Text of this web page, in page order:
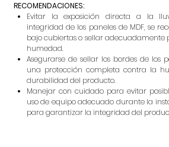
RECOMENDACIONES:
Evitar la exposición directa a la
integridad de los paneles de MDF, se
bajo cubiertas o sellar adecuadamente
humedad.
Asegurarse de sellar los bordes de los
una protección completa contra la
durabilidad del producto.
Manejar con cuidado para evitar
uso de equipo adecuado durante la
para garantizar la integridad del